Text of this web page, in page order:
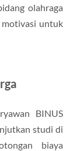
olahraga
motivasi untuk
BINUS
studi di
biaya